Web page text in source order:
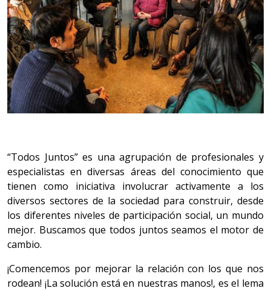
“Todos Juntos” es una agrupación de profesionales y
especialistas en diversas áreas del conocimiento que
tienen como iniciativa involucrar activamente a los
diversos sectores de la sociedad para construir, desde
los diferentes niveles de participación social, un mundo
mejor. Buscamos que todos juntos seamos el motor de
cambio.
¡Comencemos por mejorar la relación con los que nos
rodean! ¡La solución está en nuestras manos!, es el lema